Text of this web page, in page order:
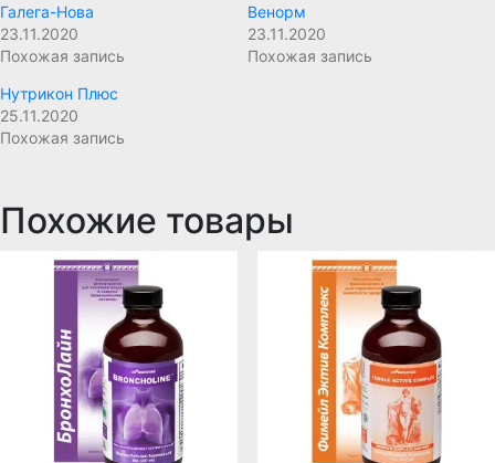
Галега-Нова
23.11.2020
Похожая запись
Венорм
23.11.2020
Похожая запись
Нутрикон Плюс
25.11.2020
Похожая запись
Похожие товары